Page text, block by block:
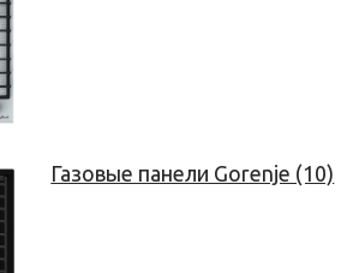
Газовые панели Gorenje (10)